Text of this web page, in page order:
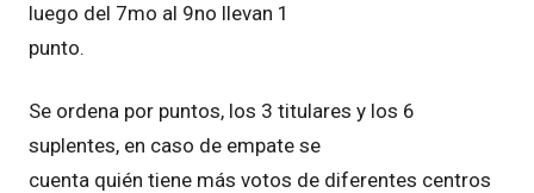
luego del 7mo al 9no llevan 1
punto.
Se ordena por puntos, los 3 titulares y los 6
suplentes, en caso de empate se
cuenta quién tiene más votos de diferentes centros